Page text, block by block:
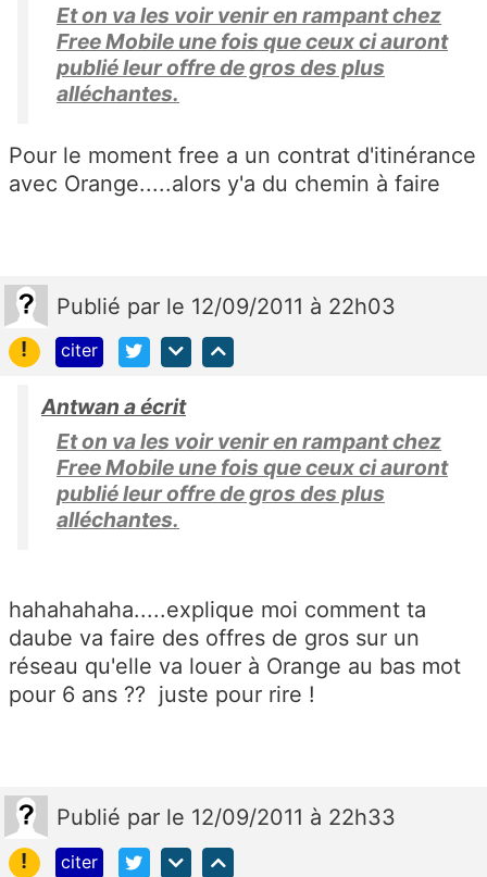
Et on va les voir venir en rampant chez
Free Mobile une fois que ceux ci auront
publié leur offre de gros des plus
alléchantes.
Pour le moment free a un contrat d'itinérance
avec Orange.....alors y'a du chemin à faire
Publié par le 12/09/2011 à 22h03
!
citer
Antwan a écrit
Et on va les voir venir en rampant chez
Free Mobile une fois que ceux ci auront
publié leur offre de gros des plus
alléchantes.
hahahahaha.....explique moi comment ta
daube va faire des offres de gros sur un
réseau qu'elle va louer à Orange au bas mot
pour 6 ans ?? juste pour rire !
Publié par le 12/09/2011 à 22h33
!
citer